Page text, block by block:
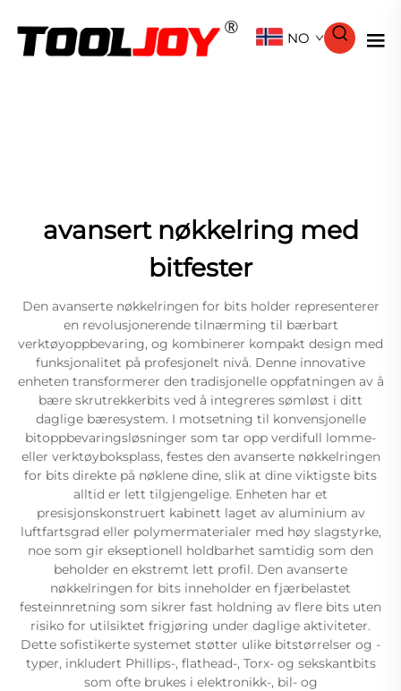
NO
avansert nøkkelring med
bitfester
Den avanserte nøkkelringen for bits holder representerer
en revolusjonerende tilnærming til bærbart
verktøyoppbevaring, og kombinerer kompakt design med
funksjonalitet på profesjonelt nivå. Denne innovative
enheten transformerer den tradisjonelle oppfatningen av å
bære skrutrekkerbits ved å integreres sømløst i ditt
daglige bæresystem. I motsetning til konvensjonelle
bitoppbevaringsløsninger som tar opp verdifull lomme-
eller verktøyboksplass, festes den avanserte nøkkelringen
for bits direkte på nøklene dine, slik at dine viktigste bits
alltid er lett tilgjengelige. Enheten har et
presisjonskonstruert kabinett laget av aluminium av
luftfartsgrad eller polymermaterialer med høy slagstyrke,
noe som gir ekseptionell holdbarhet samtidig som den
beholder en ekstremt lett profil. Den avanserte
nøkkelringen for bits inneholder en fjærbelastet
festeinnretning som sikrer fast holdning av flere bits uten
risiko for utilsiktet frigjøring under daglige aktiviteter.
Dette sofistikerte systemet støtter ulike bitstørrelser og -
typer, inkludert Phillips-, flathead-, Torx- og sekskantbits
som ofte brukes i elektronikk-, bil- og